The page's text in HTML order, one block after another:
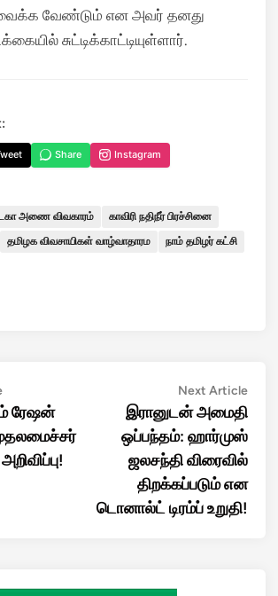
வைக்க வேண்டும் என அவர் தனது
சுட்டிக்காட்டியுள்ளார்.
Share Instagram
அணை விவகாரம்
காவிரி நதிநீர் பிரச்சினை
தமிழக விவசாயிகள் வாழ்வாதாரம
நாம் தமிழர் கட்சி
Previous
article:
ரேஷன்
Next ArticleNext
இரானுடன் அமைதி
ஒப்பந்தம்: ஹார்முஸ்
ஜலசந்தி விரைவில்
திறக்கப்படும் என
டொனால்ட் டிரம்ப் உறுதி!